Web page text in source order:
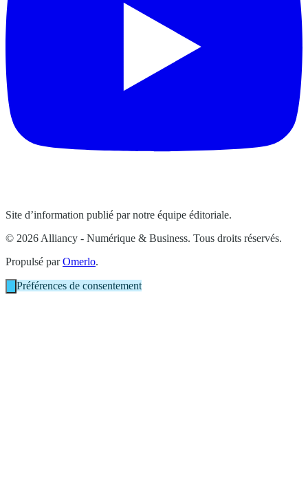
Site d’information publié par notre équipe éditoriale.
© 2026 Alliancy - Numérique & Business. Tous droits réservés.
Propulsé parOmerlo.
Préférences de consentement